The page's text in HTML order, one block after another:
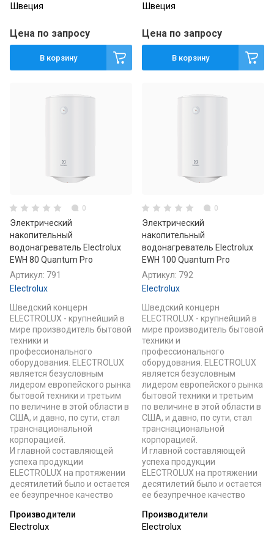
Швеция
Цена по запросу
В корзину
Швеция
Цена по запросу
В корзину
0
Электрический
накопительный
водонагреватель Electrolux
EWH 80 Quantum Pro
Артикул: 791
Electrolux
Шведский концерн
ELECTROLUX - крупнейший в
мире производитель бытовой
техники и
профессионального
оборудования. ELECTROLUX
является безусловным
лидером европейского рынка
бытовой техники и третьим
по величине в этой области в
США, и давно, по сути, стал
транснациональной
корпорацией.
И главной составляющей
успеха продукции
ELECTROLUX на протяжении
десятилетий было и остается
ее безупречное качество
Производители
Electrolux
0
Электрический
накопительный
водонагреватель Electrolux
EWH 100 Quantum Pro
Артикул: 792
Electrolux
Шведский концерн
ELECTROLUX - крупнейший в
мире производитель бытовой
техники и
профессионального
оборудования. ELECTROLUX
является безусловным
лидером европейского рынка
бытовой техники и третьим
по величине в этой области в
США, и давно, по сути, стал
транснациональной
корпорацией.
И главной составляющей
успеха продукции
ELECTROLUX на протяжении
десятилетий было и остается
ее безупречное качество
Производители
Electrolux